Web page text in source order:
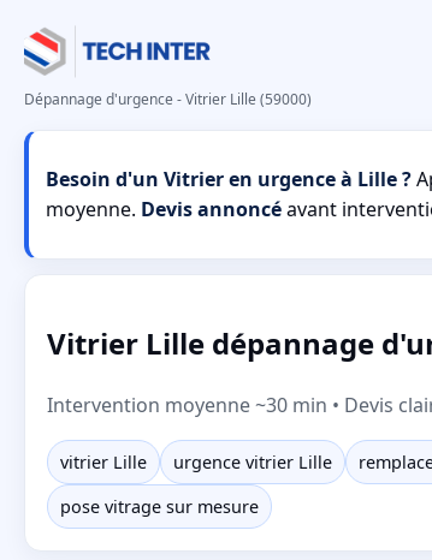
Dépannage d'urgence - Vitrier Lille (59000)
Besoin d'un Vitrier en urgence à Lille ?
moyenne. Devis annoncéavant
Vitrier Lille dépannage
Intervention moyenne ~30 min • Devis
vitrier Lille urgence vitrier Lille
pose vitrage sur mesure